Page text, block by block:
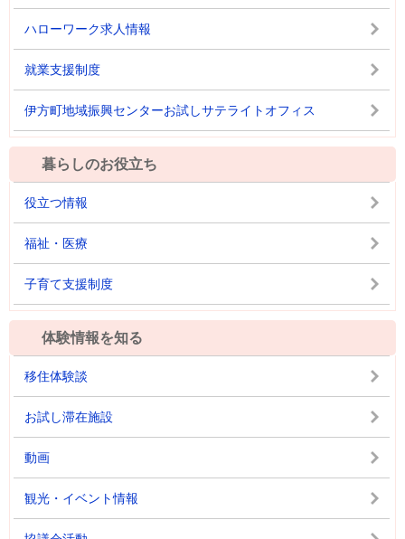
ハローワーク求人情報
就業支援制度
伊方町地域振興センターお試しサテライトオフィス
暮らしのお役立ち
役立つ情報
福祉・医療
子育て支援制度
体験情報を知る
移住体験談
お試し滞在施設
動画
観光・イベント情報